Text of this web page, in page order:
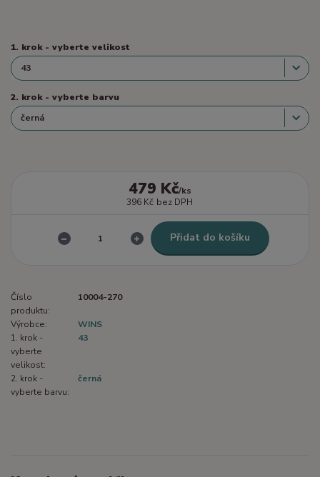
1. krok - vyberte velikost
2. krok - vyberte barvu
479 Kč/ks
396 Kč bez DPH
Přidat do košíku
Číslo
produktu:
10004-270
Výrobce:
WINS
1. krok -
vyberte
velikost:
43
2. krok -
vyberte barvu:
černá